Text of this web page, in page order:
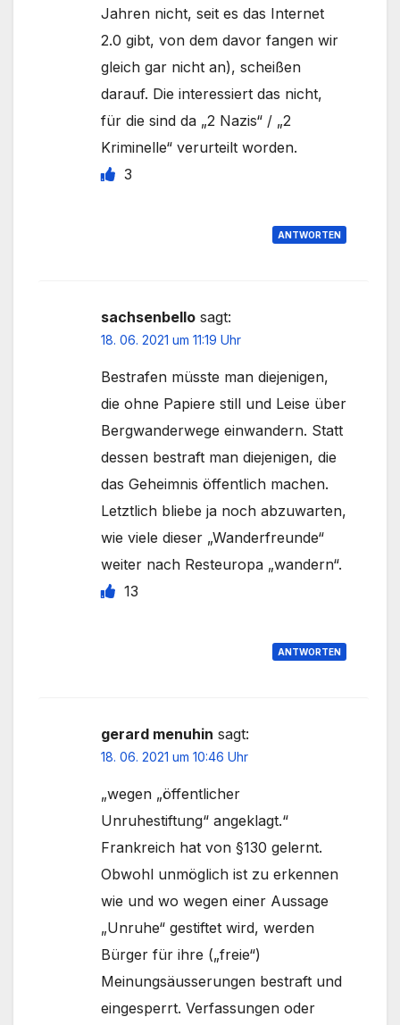
Jahren nicht, seit es das Internet
2.0 gibt, von dem davor fangen wir
gleich gar nicht an), scheißen
darauf. Die interessiert das nicht,
für die sind da „2 Nazis“ / „2
Kriminelle“ verurteilt worden.
3
ANTWORTEN
sachsenbello sagt:
18. 06. 2021 um 11:19 Uhr
Bestrafen müsste man diejenigen,
die ohne Papiere still und Leise über
Bergwanderwege einwandern. Statt
dessen bestraft man diejenigen, die
das Geheimnis öffentlich machen.
Letztlich bliebe ja noch abzuwarten,
wie viele dieser „Wanderfreunde“
weiter nach Resteuropa „wandern“.
13
ANTWORTEN
gerard menuhin sagt:
18. 06. 2021 um 10:46 Uhr
„wegen „öffentlicher
Unruhestiftung“ angeklagt.“
Frankreich hat von §130 gelernt.
Obwohl unmöglich ist zu erkennen
wie und wo wegen einer Aussage
„Unruhe“ gestiftet wird, werden
Bürger für ihre („freie“)
Meinungsäusserungen bestraft und
eingesperrt. Verfassungen oder